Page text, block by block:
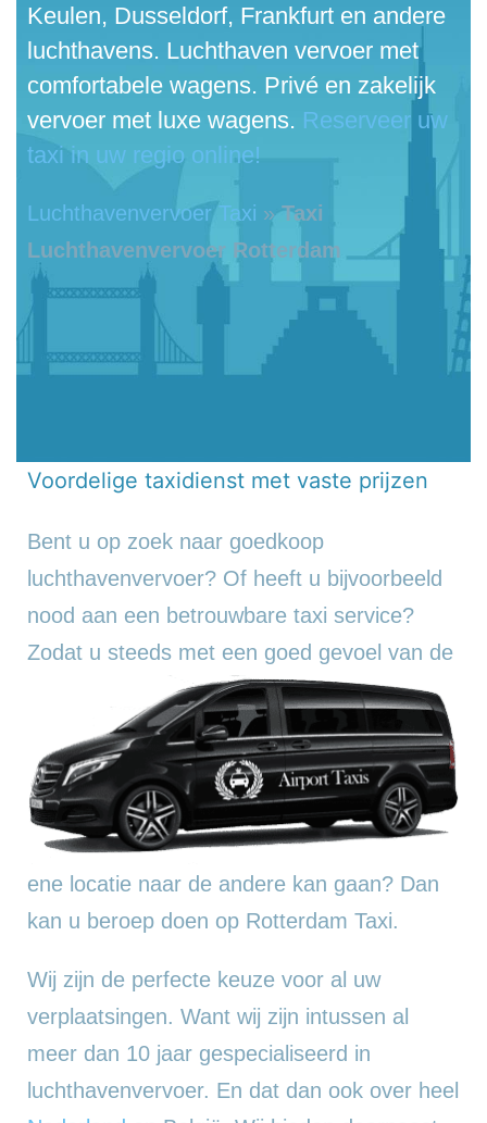
Keulen, Dusseldorf, Frankfurt en andere
luchthavens. Luchthaven vervoer met
comfortabele wagens. Privé en zakelijk
vervoer met luxe wagens. Reserveer uw
taxi in uw regio online!
Luchthavenvervoer Taxi »Taxi
Luchthavenvervoer Rotterdam
Voordelige taxidienst met vaste prijzen
Bent u op zoek naar goedkoop
luchthavenvervoer? Of heeft u bijvoorbeeld
nood aan een betrouwbare taxi service?
Zodat u steeds met een goed gevoel van de
ene locatie naar de andere kan gaan? Dan
kan u beroep doen op Rotterdam Taxi.
Wij zijn de perfecte keuze voor al uw
verplaatsingen. Want wij zijn intussen al
meer dan 10 jaar gespecialiseerd in
luchthavenvervoer. En dat dan ook over heel